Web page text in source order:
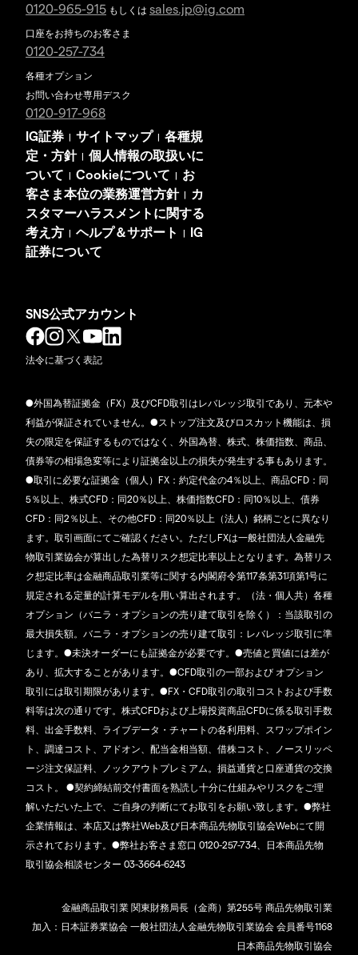
0120-965-915 もしくは sales.jp@ig.com
口座をお持ちのお客さま
0120-257-734
各種オプション
お問い合わせ専用デスク
0120-917-968
IG証券 | サイトマップ | 各種規
定・方針| 個人情報の取扱いに
ついて | Cookieについて | お
客さま本位の業務運営方針|
カ
スタマーハラスメントに関する
考え方 | ヘルプ＆サポート | IG
証券について
SNS公式アカウント
法令に基づく表記
●外国為替証拠金（FX）及びCFD取引はレバレッジ取引であり、元本や
利益が保証されていません。●ストップ注文及びロスカット機能は、損
失の限定を保証するものではなく、外国為替、株式、株価指数、商品、
債券等の相場急変等により証拠金以上の損失が発生する事もあります。
●取引に必要な証拠金（個人）FX：約定代金の4％以上、商品CFD：同
5％以上、株式CFD：同20％以上、株価指数CFD：同10％以上、債券
CFD：同2％以上、その他CFD：同20％以上（法人）銘柄ごとに異なり
ます。取引画面にてご確認ください。ただしFXは一般社団法人金融先
物取引業協会が算出した為替リスク想定比率以上となります。為替リス
ク想定比率は金融商品取引業等に関する内閣府令第117条第31項第1号に
規定される定量的計算モデルを用い算出されます。（法・個人共）各種
オプション（バニラ・オプションの売り建て取引を除く）：当該取引の
最大損失額。バニラ・オプションの売り建て取引：レバレッジ取引に準
じます。●未決オーダーにも証拠金が必要です。●売値と買値には差が
あり、拡大することがあります。●CFD取引の一部および オプション
取引には取引期限があります。●FX・CFD取引の取引コストおよび手数
料等は次の通りです。株式CFDおよび上場投資商品CFDに係る取引手数
料、出金手数料、ライブデータ・チャートの各利用料、スワップポイン
ト、調達コスト、アドオン、配当金相当額、借株コスト、ノースリッペ
ージ注文保証料、ノックアウトプレミアム。損益通貨と口座通貨の交換
コスト。 ●契約締結前交付書面を熟読し十分に仕組みやリスクをご理
解いただいた上で、ご自身の判断にてお取引をお願い致します。●弊社
企業情報は、本店又は弊社Web及び日本商品先物取引協会Webにて開
示されております。●弊社お客さま窓口 0120-257-734、日本商品先物
取引協会相談センター 03-3664-6243
金融商品取引業 関東財務局長（金商）第255号 商品先物取引業
加入：日本証券業協会 一般社団法人金融先物取引業協会 会員番号1168
日本商品先物取引協会